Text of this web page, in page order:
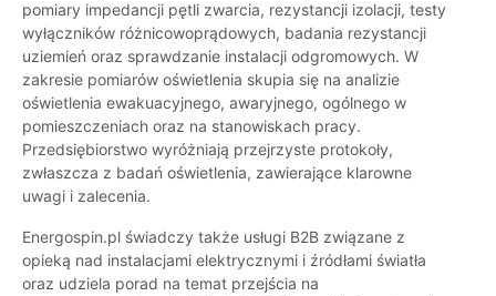
pomiary impedancji pętli zwarcia, rezystancji izolacji, testy
wyłączników różnicowoprądowych, badania rezystancji
uziemień oraz sprawdzanie instalacji odgromowych. W
zakresie pomiarów oświetlenia skupia się na analizie
oświetlenia ewakuacyjnego, awaryjnego, ogólnego w
pomieszczeniach oraz na stanowiskach pracy.
Przedsiębiorstwo wyróżniają przejrzyste protokoły,
zwłaszcza z badań oświetlenia, zawierające klarowne
uwagi i zalecenia.
Energospin.pl świadczy także usługi B2B związane z
opieką nad instalacjami elektrycznymi i źródłami światła
oraz udziela porad na temat przejścia na